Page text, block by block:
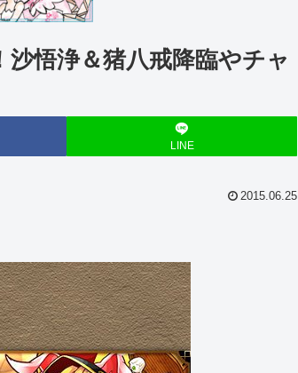
悟浄＆猪八戒降臨やチャ
LINE
2015.06.25